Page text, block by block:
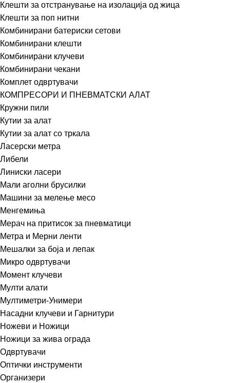
Клешти за отстранување на изолација од жица
Клешти за поп нитни
Комбинирани батериски сетови
Комбинирани клешти
Комбинирани клучеви
Комбинирани чекани
Комплет одвртувачи
КОМПРЕСОРИ И ПНЕВМАТСКИ АЛАТ
Кружни пили
Кутии за алат
Кутии за алат со тркала
Ласерски метра
Либели
Линиски ласери
Мали аголни брусилки
Машини за мелење месо
Менгемиња
Мерач на притисок за пневматици
Метра и Мерни ленти
Мешалки за боја и лепак
Микро одвртувачи
Момент клучеви
Мулти алати
Мултиметри-Унимери
Насадни клучеви и Гарнитури
Ножеви и Ножици
Ножици за жива ограда
Одвртувачи
Оптички инструменти
Организери